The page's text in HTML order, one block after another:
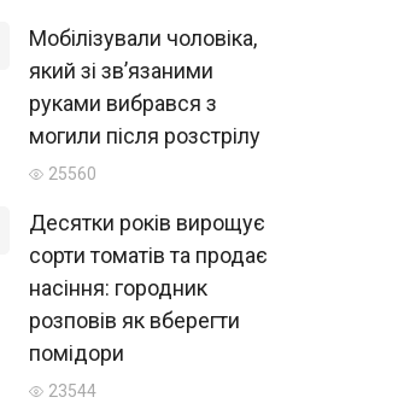
Мобілізували чоловіка,
який зі зв’язаними
руками вибрався з
могили після розстрілу
25560
Десятки років вирощує
сорти томатів та продає
насіння: городник
розповів як вберегти
помідори
23544